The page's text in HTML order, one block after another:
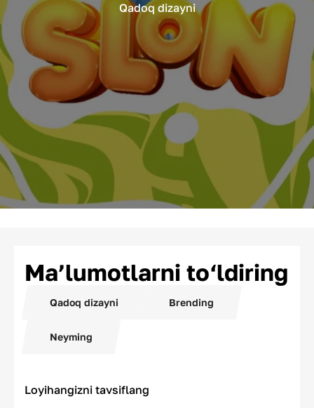
Qadoq dizayni
Ma’lumotlarni to‘ldiring
Qadoq dizayni Brending
Neyming
Loyihangizni tavsiflang